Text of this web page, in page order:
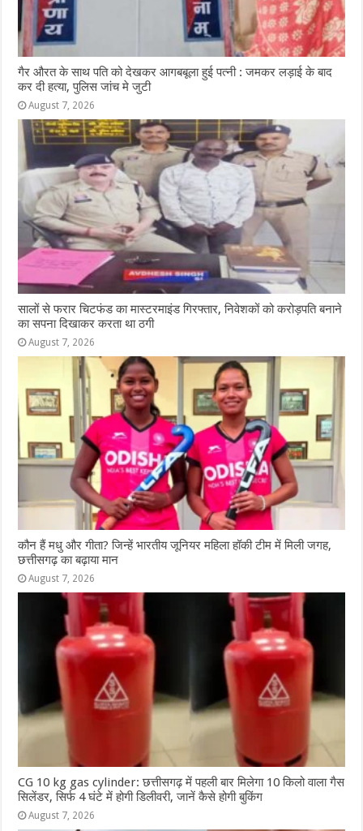
गैर औरत के साथ पति को देखकर आगबबूला हुई पत्नी : जमकर लड़ाई के बाद
कर दी हत्या, पुलिस जांच मे जुटी
August 7, 2026
सालों से फरार चिटफंड का मास्टरमाइंड गिरफ्तार, निवेशकों को करोड़पति बनाने
का सपना दिखाकर करता था ठगी
August 7, 2026
कौन हैं मधु और गीता? जिन्हें भारतीय जूनियर महिला हॉकी टीम में मिली जगह,
छत्तीसगढ़ का बढ़ाया मान
August 7, 2026
CG 10 kg gas cylinder: छत्तीसगढ़ में पहली बार मिलेगा 10 किलो वाला गैस
सिलेंडर, सिर्फ 4 घंटे में होगी डिलीवरी, जानें कैसे होगी बुकिंग
August 7, 2026